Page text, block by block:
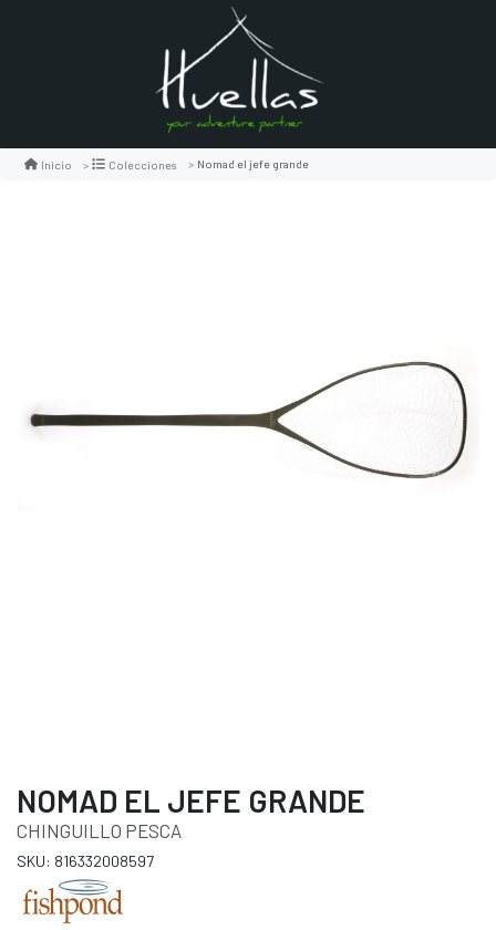
Inicio Colecciones Nomad el jefe grande
NOMAD EL JEFE GRANDE
CHINGUILLO PESCA
SKU: 816332008597